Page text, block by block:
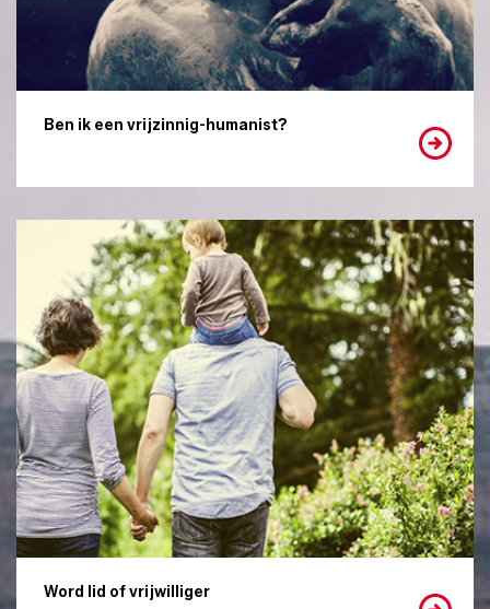
Ben ik een vrijzinnig-humanist?
Word lid of vrijwilliger